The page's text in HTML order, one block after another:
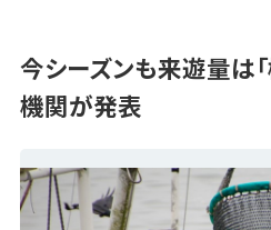
今シーズンも来遊量は
機関が発表